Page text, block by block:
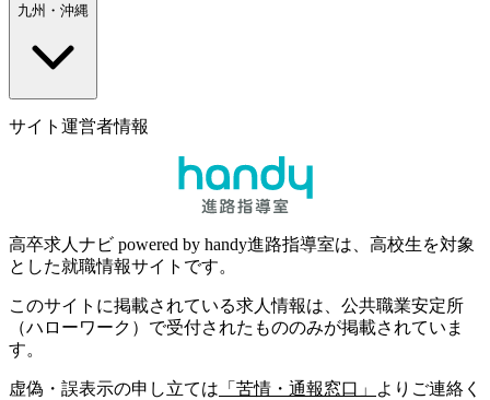
九州・沖縄
サイト運営者情報
高卒求人ナビ powered by handy進路指導室は、高校生を対象
とした就職情報サイトです。
このサイトに掲載されている求人情報は、公共職業安定所
（ハローワーク）で受付されたもののみが掲載されていま
す。
虚偽・誤表示の申し立ては 「苦情・通報窓口」
よりご連絡く